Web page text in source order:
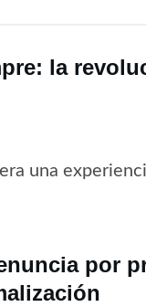
la
una
por